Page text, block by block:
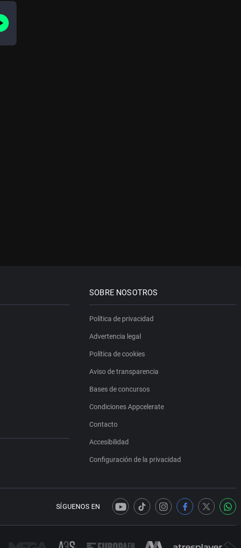
SOBRE NOSOTROS
Política de privacidad
Advertencia legal
Política de cookies
Aviso de transparencia
Bases de concursos
Condiciones Appcelerate
Contacto
Accesibilidad
Configuración de la privacidad
SÍGUENOS EN